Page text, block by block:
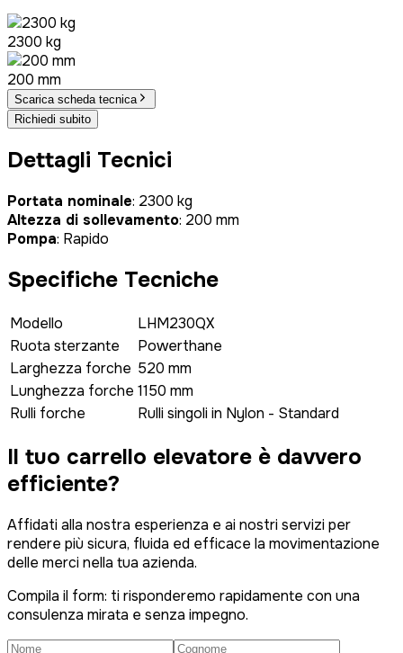
2300 kg
200 mm
Scarica scheda tecnica
Richiedi subito
Dettagli Tecnici
Portata nominale: 2300 kg
Altezza di sollevamento: 200 mm
Pompa: Rapido
Specifiche Tecniche
Modello
LHM230QX
Ruota sterzante
Powerthane
Larghezza forche 520 mm
Lunghezza forche 1150 mm
Rulli forche
Rulli singoli in Nylon - Standard
Il tuo carrello elevatore è davvero
efficiente?
Affidati alla nostra esperienza e ai nostri servizi per
rendere più sicura, fluida ed efficace la movimentazione
delle merci nella tua azienda.
Compila il form: ti risponderemo rapidamente con una
consulenza mirata e senza impegno.